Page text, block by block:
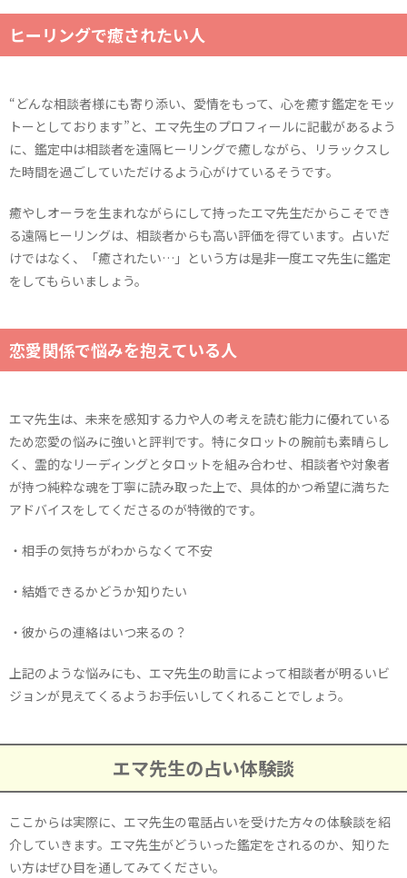
ヒーリングで癒されたい人
“どんな相談者様にも寄り添い、愛情をもって、心を癒す鑑定をモッ
トーとしております”と、エマ先生のプロフィールに記載があるよう
に、鑑定中は相談者を遠隔ヒーリングで癒しながら、リラックスし
た時間を過ごしていただけるよう心がけているそうです。
癒やしオーラを生まれながらにして持ったエマ先生だからこそでき
る遠隔ヒーリングは、相談者からも高い評価を得ています。占いだ
けではなく、「癒されたい…」という方は是非一度エマ先生に鑑定
をしてもらいましょう。
恋愛関係で悩みを抱えている人
エマ先生は、未来を感知する力や人の考えを読む能力に優れている
ため恋愛の悩みに強いと評判です。特にタロットの腕前も素晴らし
く、霊的なリーディングとタロットを組み合わせ、相談者や対象者
が持つ純粋な魂を丁寧に読み取った上で、具体的かつ希望に満ちた
アドバイスをしてくださるのが特徴的です。
・相手の気持ちがわからなくて不安
・結婚できるかどうか知りたい
・彼からの連絡はいつ来るの？
上記のような悩みにも、エマ先生の助言によって相談者が明るいビ
ジョンが見えてくるようお手伝いしてくれることでしょう。
エマ先生の占い体験談
ここからは実際に、エマ先生の電話占いを受けた方々の体験談を紹
介していきます。エマ先生がどういった鑑定をされるのか、知りた
い方はぜひ目を通してみてください。